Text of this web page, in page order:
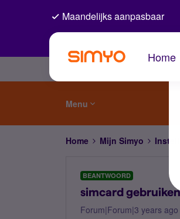
Maandelijks aanpasbaar
Home
Menu
Home Mijn Simyo
BEANTWOORD
simcard
Forum|Forum|3 years ago